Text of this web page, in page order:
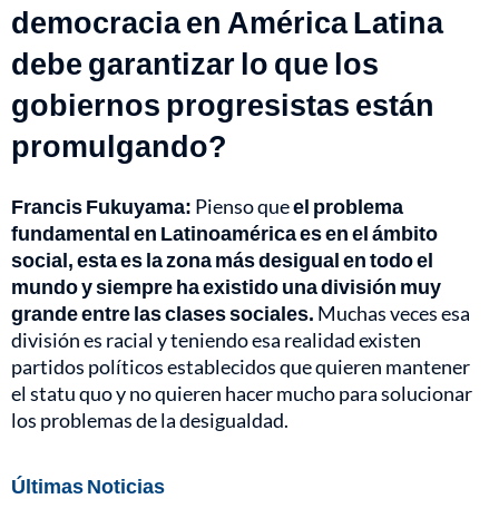
democracia en América Latina
debe garantizar lo que los
gobiernos progresistas están
promulgando?
Francis Fukuyama: Pienso queel problema
fundamental en Latinoamérica es en el ámbito
social, esta es la zona más desigual en todo el
mundo y siempre ha existido una división muy
grande entre las clases sociales. Muchas veces esa
división es racial y teniendo esa realidad existen
partidos políticos establecidos que quieren mantener
el statu quo y no quieren hacer mucho para solucionar
los problemas de la desigualdad.
Últimas Noticias